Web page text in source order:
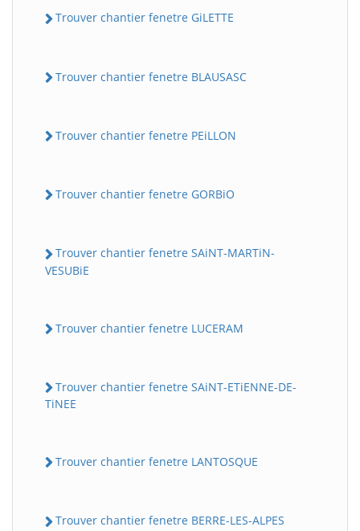
Trouver chantier fenetre GiLETTE
Trouver chantier fenetre BLAUSASC
Trouver chantier fenetre PEiLLON
Trouver chantier fenetre GORBiO
Trouver chantier fenetre SAiNT-MARTiN-
VESUBiE
Trouver chantier fenetre LUCERAM
Trouver chantier fenetre SAiNT-ETiENNE-DE-
TiNEE
Trouver chantier fenetre LANTOSQUE
Trouver chantier fenetre BERRE-LES-ALPES